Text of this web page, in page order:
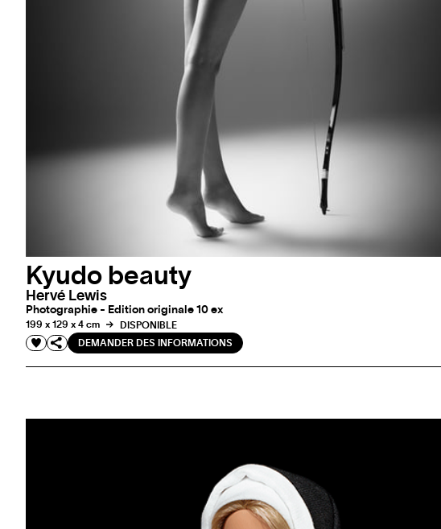
Kyudo beauty
Hervé Lewis
Photographie - Edition originale 10 ex
199 x 129 x 4 cm
DISPONIBLE
DEMANDER DES INFORMATIONS